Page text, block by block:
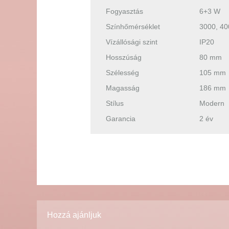
Fogyasztás
6+3 W
Színhőmérséklet
3000,
Vízállósági szint
IP20
Hosszúság
80 mm
Szélesség
105 mm
Magasság
186 mm
Stílus
Modern
Garancia
2 év
Hozzá ajánljuk